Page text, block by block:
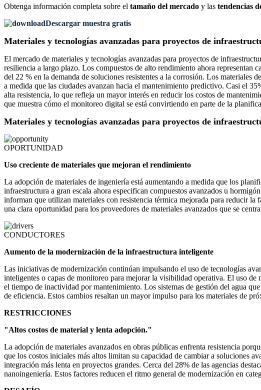
Obtenga información completa sobre el tamaño del mercado y las tendencias
Descargar muestra gratis
Materiales y tecnologías avanzadas para proyectos de
El mercado de materiales y tecnologías avanzadas para proyectos de
resiliencia a largo plazo. Los compuestos de alto rendimiento ahora representan
del 22 % en la demanda de soluciones resistentes a la corrosión. Los materiales
a medida que las ciudades avanzan hacia el mantenimiento predictivo. Casi el
alta resistencia, lo que refleja un mayor interés en reducir los costos de
que muestra cómo el monitoreo digital se está convirtiendo en parte de la
Materiales y tecnologías avanzadas para proyectos de
OPORTUNIDAD
Uso creciente de materiales que mejoran el rendimiento
La adopción de materiales de ingeniería está aumentando a medida que los
infraestructura a gran escala ahora especifican compuestos avanzados u
informan que utilizan materiales con resistencia térmica mejorada para reducir
una clara oportunidad para los proveedores de materiales avanzados que se
CONDUCTORES
Aumento de la modernización de la infraestructura inteligente
Las iniciativas de modernización continúan impulsando el uso de tecnologías
inteligentes o capas de monitoreo para mejorar la visibilidad operativa. El uso
el tiempo de inactividad por mantenimiento. Los sistemas de gestión del agua
de eficiencia. Estos cambios resaltan un mayor impulso para los materiales de
RESTRICCIONES
"Altos costos de material y lenta adopción."
La adopción de materiales avanzados en obras públicas enfrenta resistencia
que los costos iniciales más altos limitan su capacidad de cambiar a soluciones
integración más lenta en proyectos grandes. Cerca del 28% de las agencias
nanoingeniería. Estos factores reducen el ritmo general de modernización en